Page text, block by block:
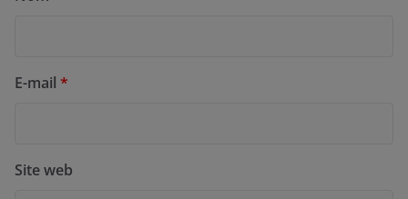
E-mail *
Site web